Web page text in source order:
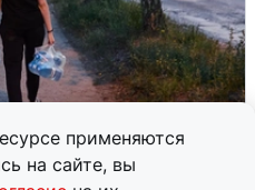
применяются
на сайте, вы
отключений